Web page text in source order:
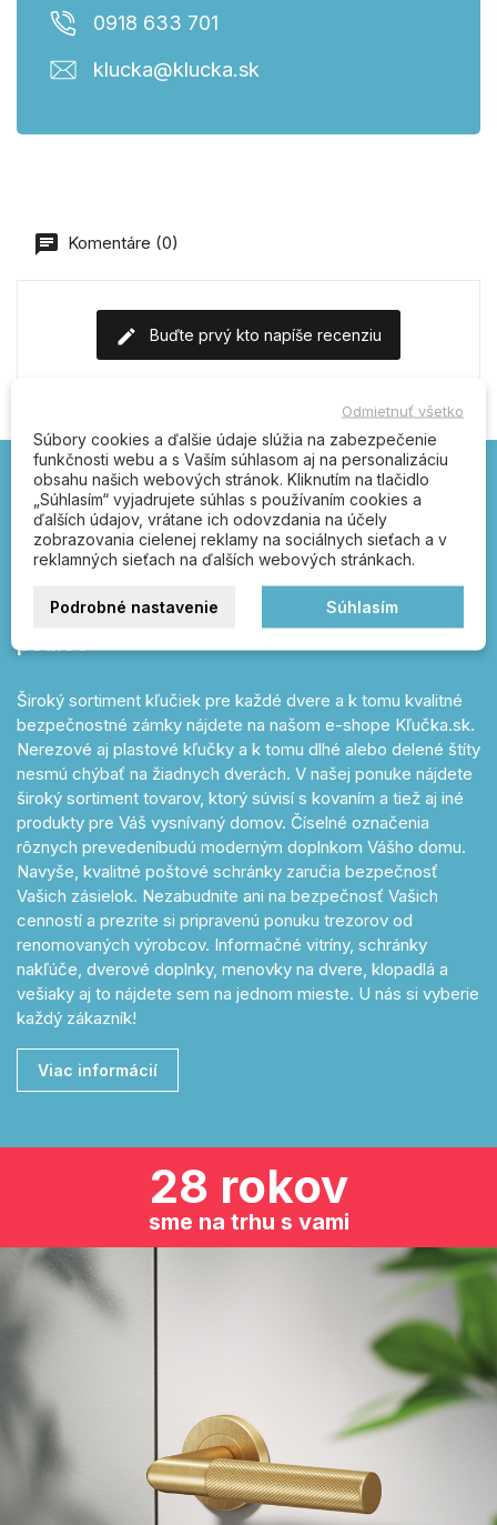
0918 633 701
klucka@klucka.sk
Komentáre (0)
Buďte prvý kto napíše recenziu
Kľučka.sk – otvárajte
správnou kľučkou!
dverové kľučky, poštové schránky, FAB,
zámky, čísla popisné, vešiaky, úchytky a
petlice
Široký sortiment kľučiek pre každé dvere a k tomu kvalitné
bezpečnostné zámky nájdete na našom e-shope Kľučka.sk.
Nerezové aj plastové kľučky a k tomu dlhé alebo delené štíty
nesmú chýbať na žiadnych dverách. V našej ponuke nájdete
široký sortiment tovarov, ktorý súvisí s kovaním a tiež aj iné
produkty pre Váš vysnívaný domov. Číselné označenia
rôznych prevedeníbudú moderným doplnkom Vášho domu.
Navyše, kvalitné poštové schránky zaručia bezpečnosť
Vašich zásielok. Nezabudnite ani na bezpečnosť Vašich
cenností a prezrite si pripravenú ponuku trezorov od
renomovaných výrobcov. Informačné vitríny, schránky
nakľúče, dverové doplnky, menovky na dvere, klopadlá a
vešiaky aj to nájdete sem na jednom mieste. U nás si vyberie
každý zákazník!
Viac informácií
28 rokov
sme na trhu s vami
Odmietnuť všetko
Súbory cookies a ďalšie údaje slúžia na zabezpečenie
funkčnosti webu a s Vaším súhlasom aj na personalizáciu
obsahu našich webových stránok. Kliknutím na tlačidlo
„Súhlasím“ vyjadrujete súhlas s používaním cookies a
ďalších údajov, vrátane ich odovzdania na účely
zobrazovania cielenej reklamy na sociálnych sieťach a v
reklamných sieťach na ďalších webových stránkach.
Podrobné nastavenie Súhlasím